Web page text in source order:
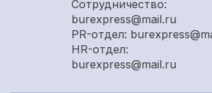
Сотрудничество:
burexpress@mail.ru
PR-отдел:
HR-отдел:
burexpress@mail.ru